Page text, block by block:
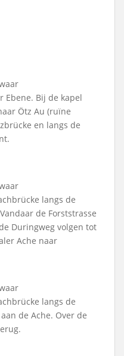
Ebene. Bij de kapel
Ötz Au (ruïne
en langs de
langs de
de Forststrasse
Duringweg volgen tot
Ache naar
langs de
de Ache. Over de